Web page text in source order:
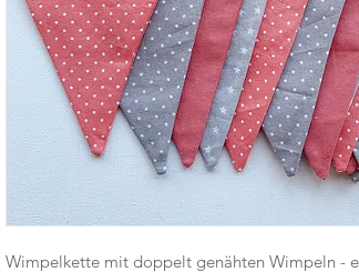
Wimpelkette mit doppelt genähten Wimpeln -